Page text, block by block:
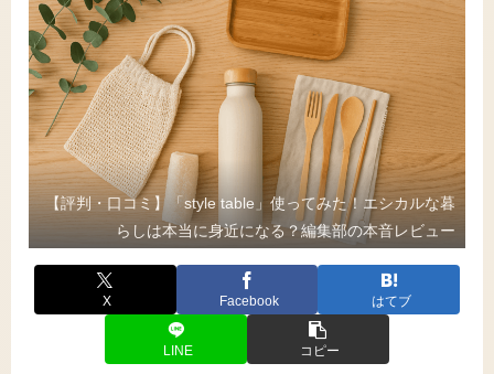
【評判・口コミ】「style table」使ってみた！エシカルな暮
らしは本当に身近になる？編集部の本音レビュー
X Facebook はてブ
LINE コピー